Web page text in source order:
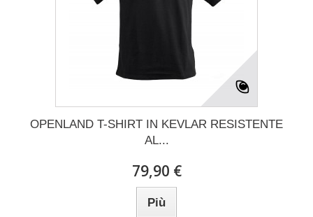
OPENLAND T-SHIRT IN KEVLAR RESISTENTE
AL...
79,90 €
Più